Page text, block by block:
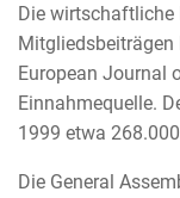
Die wirtschaftliche
Mitgliedsbeiträgen
European Journal
Einnahmequelle.
1999 etwa
Die General